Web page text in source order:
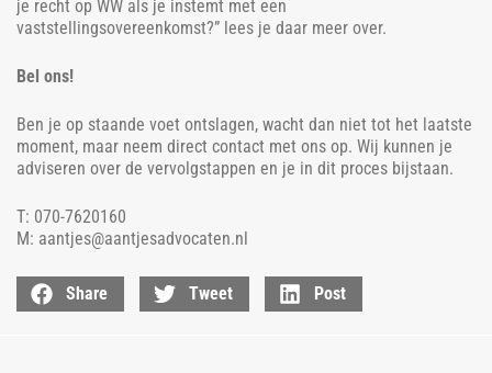
je recht op WW als je instemt met een
vaststellingsovereenkomst?” lees je daar meer over.
Bel ons!
Ben je op staande voet ontslagen, wacht dan niet tot het laatste
moment, maar neem direct contact met ons op. Wij kunnen je
adviseren over de vervolgstappen en je in dit proces bijstaan.
T: 070-7620160
M: aantjes@aantjesadvocaten.nl
Share Tweet Post